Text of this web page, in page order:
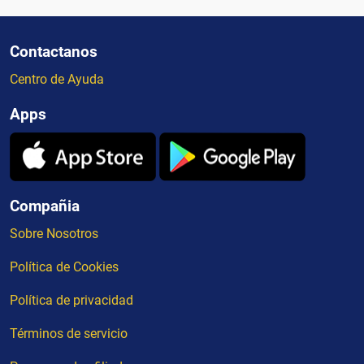
Contactanos
Centro de Ayuda
Apps
Compañia
Sobre Nosotros
Política de Cookies
Política de privacidad
Términos de servicio